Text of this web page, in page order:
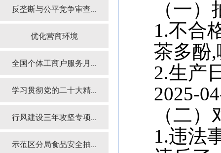
反垄断与公平竞争审查...
优化营商环境
全国个体工商户服务月...
学习贯彻党的二十大精...
行风建设三年攻坚专项...
示范区分局食品安全抽...
（一
1.不合
茶多酚
2.生产
2025-04
（二
1.违法